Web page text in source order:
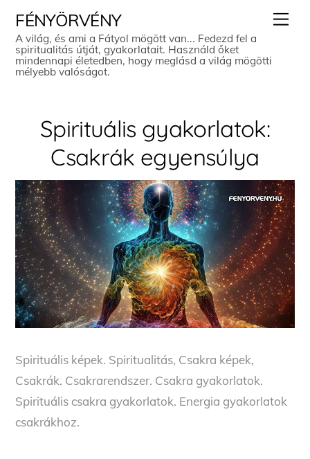
content
FÉNYÖRVÉNY
A világ, és ami a Fátyol mögött van... Fedezd fel a
spiritualitás útját, gyakorlatait. Használd őket
mindennapi életedben, hogy meglásd a világ mögötti
mélyebb valóságot.
Spirituális gyakorlatok:
Csakrák egyensúlya
Spirituális képek. Spiritualitás, Csakra képek,
Csakrák. Csakrarendszer. Csakra gyakorlatok.
Spirituális csakra gyakorlatok. Energia gyakorlatok
csakrákhoz.